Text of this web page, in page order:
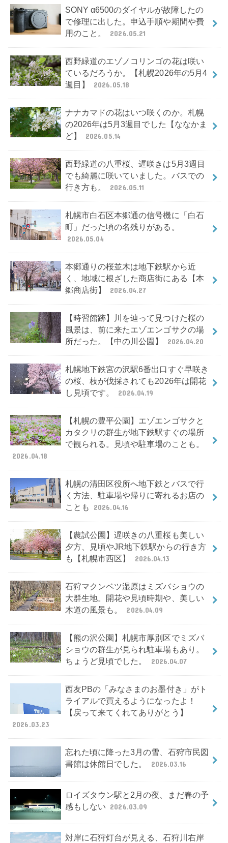
SONY α6500のダイヤルが故障したの
で修理に出した。申込手順や期間や費
用のこと。
2026.05.21
西野緑道のエゾノコリンゴの花は咲い
ているだろうか。【札幌2026年の5月4
週目】
2026.05.18
ナナカマドの花はいつ咲くのか。札幌
の2026年は5月3週目でした【ななかま
ど】
2026.05.14
西野緑道の八重桜、遅咲きは5月3週目
でも綺麗に咲いていました。バスでの
行き方も。
2026.05.11
札幌市白石区本郷通の信号機に「白石
町」だった頃の名残りがある。
2026.05.04
本郷通りの桜並木は地下鉄駅から近
く、地域に根ざした商店街にある【本
郷商店街】
2026.04.27
【時習館跡】川を辿って見つけた桜の
風景は、前に来たエゾエンゴサクの場
所だった。【中の川公園】
2026.04.20
札幌地下鉄宮の沢駅6番出口すぐ早咲き
の桜、枝が伐採されても2026年は開花
し見頃です。
2026.04.19
【札幌の豊平公園】エゾエンゴサクと
カタクリの群生が地下鉄駅すぐの場所
で観られる。見頃や駐車場のことも。
2026.04.18
札幌の清田区役所へ地下鉄とバスで行
く方法、駐車場や帰りに寄れるお店の
ことも
2026.04.16
【農試公園】遅咲きの八重桜も美しい
夕方、見頃やJR地下鉄駅からの行き方
も【札幌市西区】
2026.04.13
石狩マクンベツ湿原はミズバショウの
大群生地。開花や見頃時期や、美しい
木道の風景も。
2026.04.09
【熊の沢公園】札幌市厚別区でミズバ
ショウの群生が見られ駐車場もあり。
ちょうど見頃でした。
2026.04.07
西友PBの「みなさまのお墨付き」がト
ライアルで買えるようになったよ！
【戻って来てくれてありがとう】
2026.03.23
忘れた頃に降った3月の雪、石狩市民図
書館は休館日でした。
2026.03.16
ロイズタウン駅と2月の夜、まだ春の予
感もしない 2026.03.09
対岸に石狩灯台が見える、石狩川右岸